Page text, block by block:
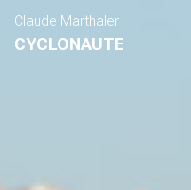
Claude Marthaler
CYCLONAUTE